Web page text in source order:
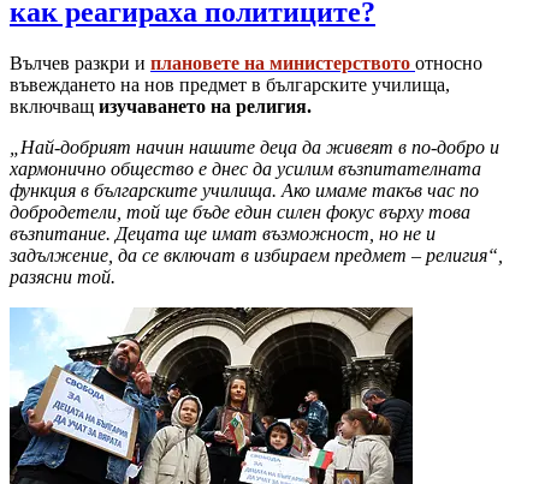
как реагираха политиците?
Вълчев разкри и плановете на министерството относно
въвеждането на нов предмет в българските училища,
включващ изучаването на религия.
„Най-добрият начин нашите деца да живеят в по-добро и
хармонично общество е днес да усилим възпитателната
функция в българските училища. Ако имаме такъв час по
добродетели, той ще бъде един силен фокус върху това
възпитание. Децата ще имат възможност, но не и
задължение, да се включат в избираем предмет – религия“,
разясни той.